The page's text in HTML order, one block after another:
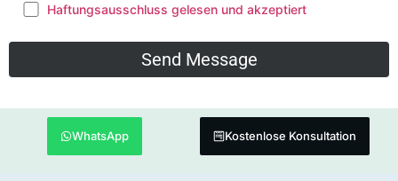
Haftungsausschluss gelesen und akzeptiert
WhatsApp Kostenlose Konsultation